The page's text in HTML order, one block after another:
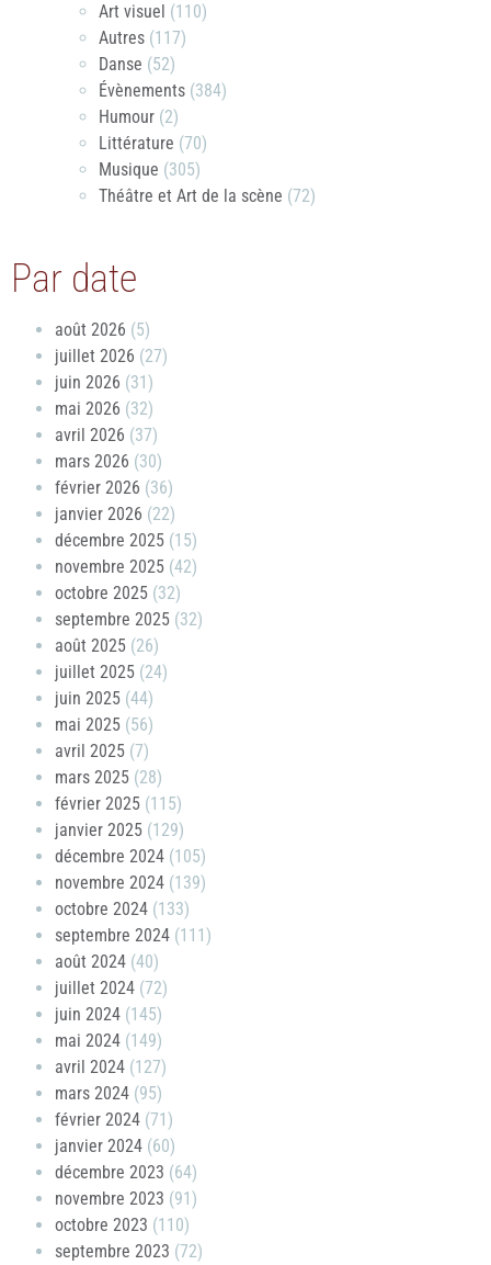
Art visuel (110)
Autres (117)
Danse (52)
Évènements (384)
Humour (2)
Littérature (70)
Musique (305)
Théâtre et Art de la scène (72)
Par date
août 2026 (5)
juillet 2026 (27)
juin 2026 (31)
mai 2026 (32)
avril 2026 (37)
mars 2026 (30)
février 2026 (36)
janvier 2026 (22)
décembre 2025 (15)
novembre 2025 (42)
octobre 2025 (32)
septembre 2025 (32)
août 2025 (26)
juillet 2025 (24)
juin 2025 (44)
mai 2025 (56)
avril 2025 (7)
mars 2025 (28)
février 2025 (115)
janvier 2025 (129)
décembre 2024 (105)
novembre 2024 (139)
octobre 2024 (133)
septembre 2024 (111)
août 2024 (40)
juillet 2024 (72)
juin 2024 (145)
mai 2024 (149)
avril 2024 (127)
mars 2024 (95)
février 2024 (71)
janvier 2024 (60)
décembre 2023 (64)
novembre 2023 (91)
octobre 2023 (110)
septembre 2023 (72)